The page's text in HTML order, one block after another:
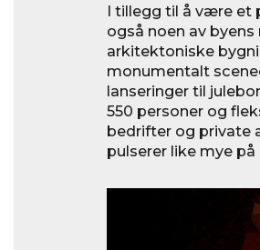
I tillegg til å være et
også noen av
arkitektoniske
monumentalt
lanseringer til
550 personer og
bedrifter og private
pulserer like mye